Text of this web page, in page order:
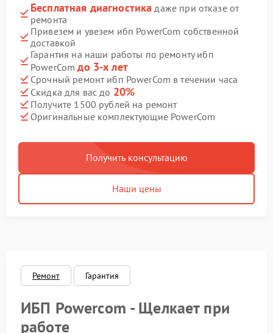
Бесплатная диагностика даже при отказе от
ремонта
Привезем и увезем ибп PowerCom собственной
доставкой
Гарантия на наши работы по ремонту ибп
PowerComдо 3-х лет
Срочный ремонт ибп PowerCom в течении часа
Скидка для вас до 20%
Получите 1500 рублей на ремонт
Оригинальные комплектующие PowerCom
Получить консультацию
Наши цены
Ремонт Гарантия
ИБП Powercom - Щелкает при
работе